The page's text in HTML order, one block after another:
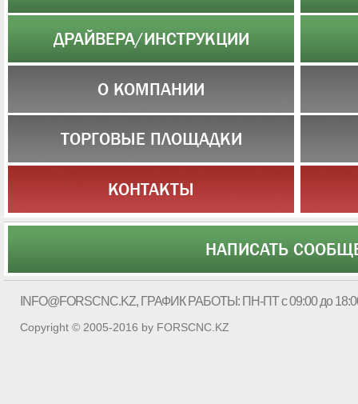
ДРАЙВЕРА/ИНСТРУКЦИИ
О КОМПАНИИ
ТОРГОВЫЕ ПЛОЩАДКИ
КОНТАКТЫ
НАПИСАТЬ
INFO@FORSCNC.KZ, ГРАФИК РАБОТЫ: ПН-ПТ с 09:00 до
Copyright © 2005-2016 by FORSCNC.KZ